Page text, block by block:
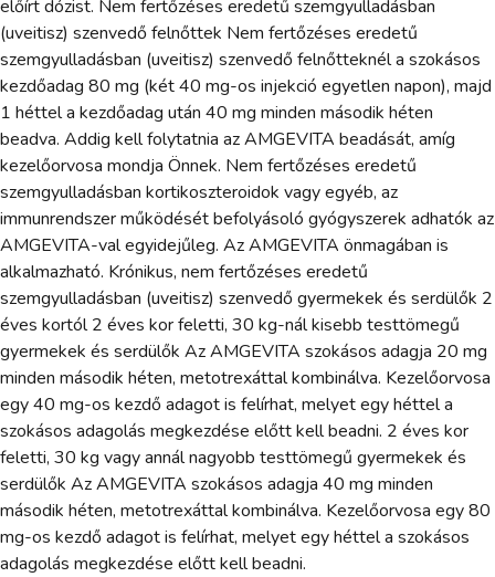
előírt dózist. Nem fertőzéses eredetű szemgyulladásban
(uveitisz) szenvedő felnőttek Nem fertőzéses eredetű
szemgyulladásban (uveitisz) szenvedő felnőtteknél a szokásos
kezdőadag 80 mg (két 40 mg-os injekció egyetlen napon), majd
1 héttel a kezdőadag után 40 mg minden második héten
beadva. Addig kell folytatnia az AMGEVITA beadását, amíg
kezelőorvosa mondja Önnek. Nem fertőzéses eredetű
szemgyulladásban kortikoszteroidok vagy egyéb, az
immunrendszer működését befolyásoló gyógyszerek adhatók az
AMGEVITA-val egyidejűleg. Az AMGEVITA önmagában is
alkalmazható. Krónikus, nem fertőzéses eredetű
szemgyulladásban (uveitisz) szenvedő gyermekek és serdülők 2
éves kortól 2 éves kor feletti, 30 kg-nál kisebb testtömegű
gyermekek és serdülők Az AMGEVITA szokásos adagja 20 mg
minden második héten, metotrexáttal kombinálva. Kezelőorvosa
egy 40 mg-os kezdő adagot is felírhat, melyet egy héttel a
szokásos adagolás megkezdése előtt kell beadni. 2 éves kor
feletti, 30 kg vagy annál nagyobb testtömegű gyermekek és
serdülők Az AMGEVITA szokásos adagja 40 mg minden
második héten, metotrexáttal kombinálva. Kezelőorvosa egy 80
mg-os kezdő adagot is felírhat, melyet egy héttel a szokásos
adagolás megkezdése előtt kell beadni.